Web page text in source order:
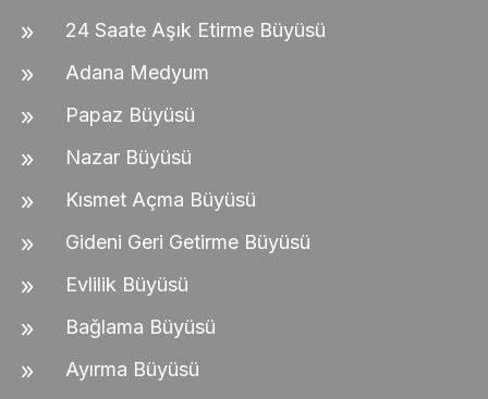
24 Saate Aşık Etirme Büyüsü
Adana Medyum
Papaz Büyüsü
Nazar Büyüsü
Kısmet Açma Büyüsü
Gideni Geri Getirme Büyüsü
Evlilik Büyüsü
Bağlama Büyüsü
Ayırma Büyüsü